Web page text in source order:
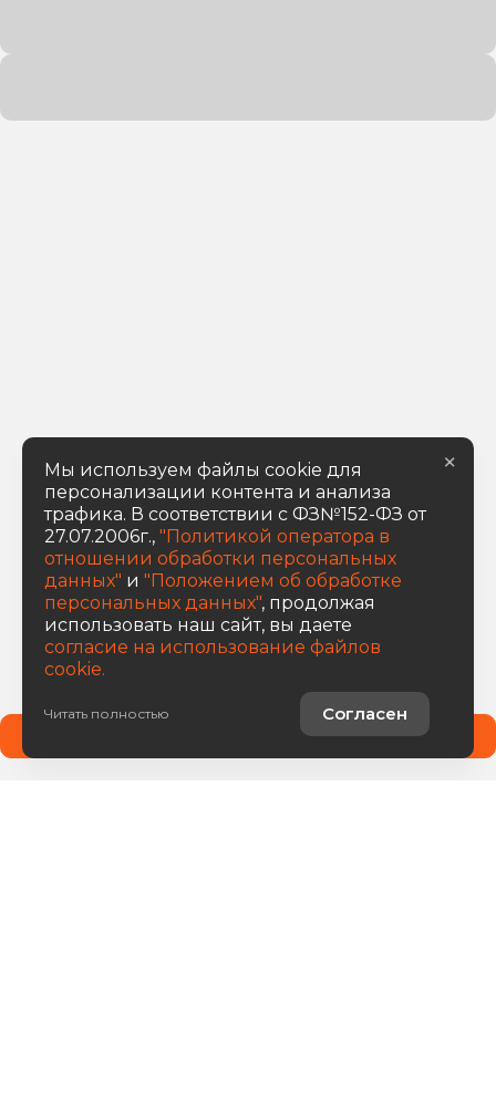
Получить предложение
Мы используем файлы cookie для
персонализации контента и анализа
трафика. В соответствии с ФЗ№152-ФЗ от
27.07.2006г., "Политикой оператора в
отношении обработки персональных
данных" и "Положением об обработке
персональных данных", продолжая
использовать наш сайт, вы даете
согласие на использование файлов
cookie.
Читать полностью Согласен
×